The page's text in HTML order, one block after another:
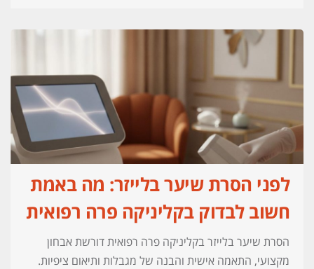
לפני הסרת שיער בלייזר: מה באמת
חשוב לבדוק בקליניקה פרה רפואית
הסרת שיער בלייזר בקליניקה פרה רפואית דורשת אבחון
מקצועי, התאמה אישית והבנה של מגבלות ותיאום ציפיות.